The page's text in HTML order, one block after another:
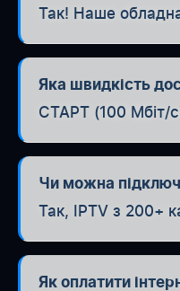
Так! Наше
Яка швидкість
СТАРТ (100 Мбіт/
Чи можна
Так, IPTV з 200+
Як оплатити